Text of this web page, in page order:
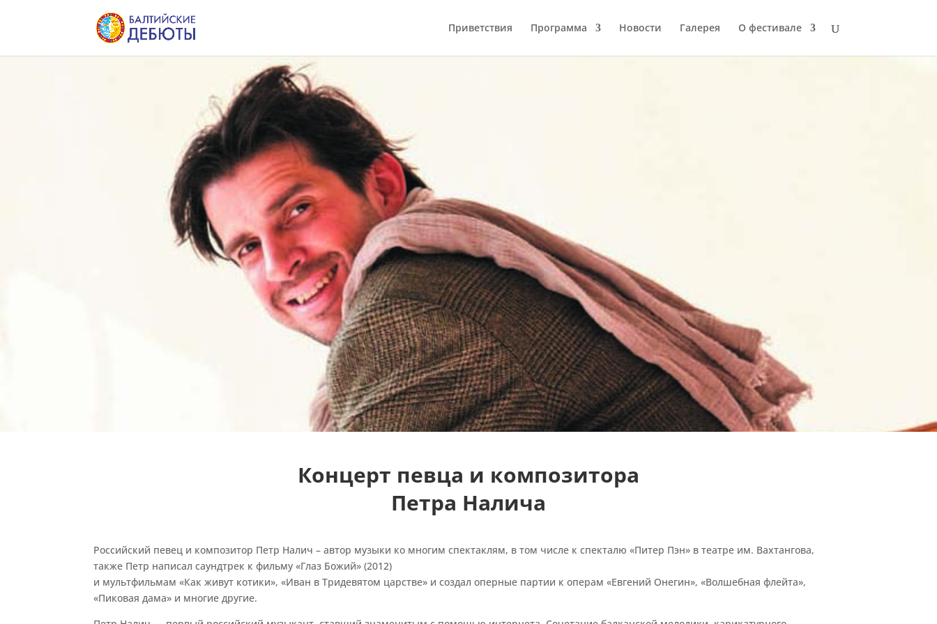
Приветствия Программа Новости Галерея О фестивале
Концерт певца и композитора
Петра Налича
Российский певец и композитор Петр Налич – автор музыки ко многим спектаклям, в том числе к спекталю «Питер Пэн» в театре им. Вахтангова,
также Петр написал саундтрек к фильму «Глаз Божий» (2012)
и мультфильмам «Как живут котики», «Иван в Тридевятом царстве» и создал оперные партии к операм «Евгений Онегин», «Волшебная флейта»,
«Пиковая дама» и многие другие.